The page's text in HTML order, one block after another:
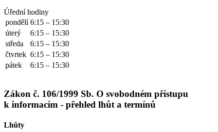
Úřední hodiny
pondělí 6:15 – 15:30
úterý
6:15 – 15:30
středa
6:15 – 15:30
čtvrtek 6:15 – 15:30
pátek
6:15 – 15:30
Zákon č. 106/1999 Sb. O svobodném přístupu
k informacím - přehled lhůt a termínů
Lhůty